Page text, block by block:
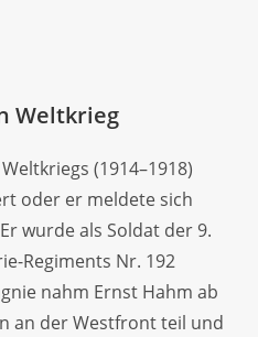
Weltkrieg
(1914–1918)
oder er meldete sich
wurde als Soldat der 9.
Regiments Nr. 192
nahm Ernst Hahm ab
an der Westfront teil und